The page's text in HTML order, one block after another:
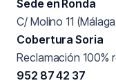
Sede en Ronda
C/ Molino 11
Cobertura Soria
Reclamación 100%
952 87 42 37